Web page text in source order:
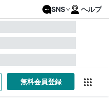
SNS ヘルプ
無料会員登録